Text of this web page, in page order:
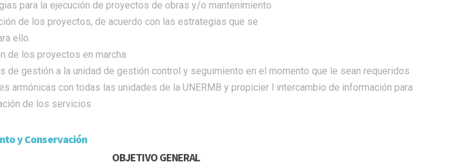
para la ejecución de proyectos de obras y/o mantenimiento
de los proyectos, de acuerdo con las estrategias que se
ello.
de los proyectos en marcha
de gestión a la unidad de gestión control y seguimiento en el momento que le sean requeridos
armónicas con todas las unidades de la UNERMB y propicier l intercambio de información para
de los servicios
y Conservación
OBJETIVO GENERAL